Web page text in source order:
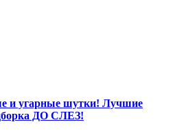
угарные шутки! Лучшие
ДО СЛЕЗ!